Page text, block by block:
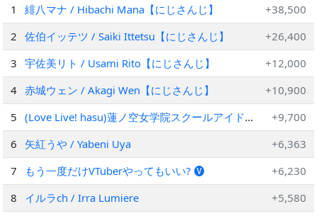
1 緋八マナ / Hibachi Mana【にじさんじ】
+38,500
2
佐伯イッテツ / Saiki Ittetsu【にじさんじ】
+26,400
3
宇佐美リト / Usami Rito【にじさんじ】
+12,000
4 赤城ウェン / Akagi Wen【にじさんじ】
+10,900
5
(Love Live! hasu)蓮ノ空女学院スクールアイドル
クラブ公式チャンネル
+9,700
6
矢紅うや / Yabeni Uya
+6,363
7
もう一度だけVTuberやってもいい? 🅥
+6,230
8
イルラch / Irra Lumiere
+5,580